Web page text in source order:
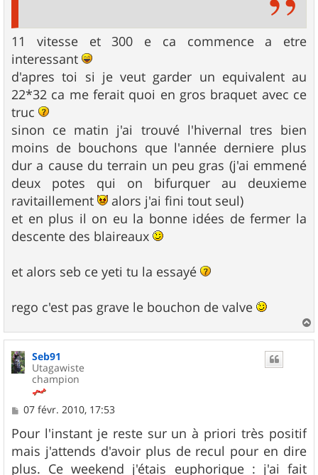
11 vitesse et 300 e ca commence a etre
interessant
d'apres toi si je veut garder un equivalent au
22*32 ca me ferait quoi en gros braquet avec ce
truc
sinon ce matin j'ai trouvé l'hivernal tres bien
moins de bouchons que l'année derniere plus
dur a cause du terrain un peu gras (j'ai emmené
deux potes qui on bifurquer au deuxieme
ravitaillement
alors j'ai fini tout seul)
et en plus il on eu la bonne idées de fermer la
descente des blaireaux
et alors seb ce yeti tu la essayé
rego c'est pas grave le bouchon de valve
a
Seb91
Utagawiste
champion
M
s
s
a
g
07 févr. 2010, 17:53
Pour l'instant je reste sur un à priori très positif
mais j'attends d'avoir plus de recul pour en dire
plus. Ce weekend j'étais euphorique : j'ai fait